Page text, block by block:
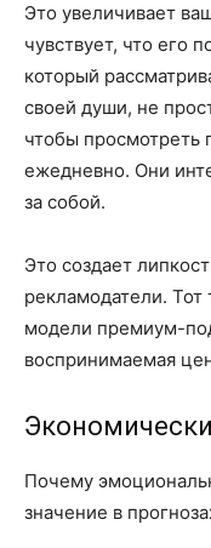
Это увеличивает
чувствует, что его
который
своей души, не
чтобы просмотреть
ежедневно. Они
за собой.
Это создает
рекламодатели.
модели премиум-
воспринимаемая
Почему
значение в